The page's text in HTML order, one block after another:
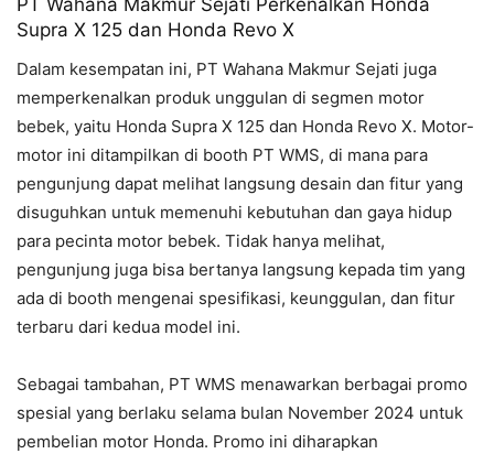
PT Wahana Makmur Sejati Perkenalkan Honda
Supra X 125 dan Honda Revo X
Dalam kesempatan ini, PT Wahana Makmur Sejati juga
memperkenalkan produk unggulan di segmen motor
bebek, yaitu Honda Supra X 125 dan Honda Revo X. Motor-
motor ini ditampilkan di booth PT WMS, di mana para
pengunjung dapat melihat langsung desain dan fitur yang
disuguhkan untuk memenuhi kebutuhan dan gaya hidup
para pecinta motor bebek. Tidak hanya melihat,
pengunjung juga bisa bertanya langsung kepada tim yang
ada di booth mengenai spesifikasi, keunggulan, dan fitur
terbaru dari kedua model ini.
Sebagai tambahan, PT WMS menawarkan berbagai promo
spesial yang berlaku selama bulan November 2024 untuk
pembelian motor Honda. Promo ini diharapkan